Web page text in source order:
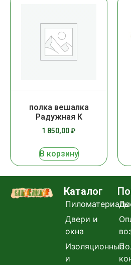
полка вешалка
Радужная К
1 850,00₽
В корзину
Каталог
Пиломатериалы
Двери и
окна
Изоляционные
и